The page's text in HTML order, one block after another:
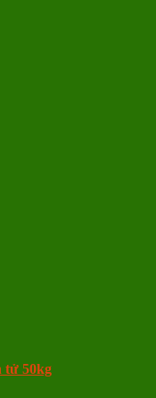
tử 50kg